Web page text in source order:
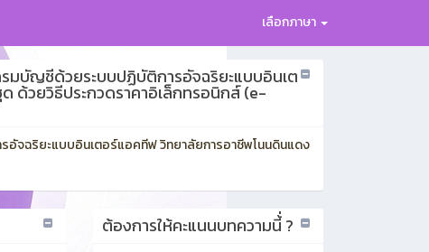
เลือกภาษา
มบัญชีด้วยระบบปฏิบัติการอัจฉริยะแบบอินเต
ด้วยวิธีประกวดราคาอิเล็กทรอนิกส์ (e-
จฉริยะแบบอินเตอร์แอคทีฟ วิทยาลัยการอาชีพโนนดินแดง
ต้องการให้คะแนนบทความนี้่ ?